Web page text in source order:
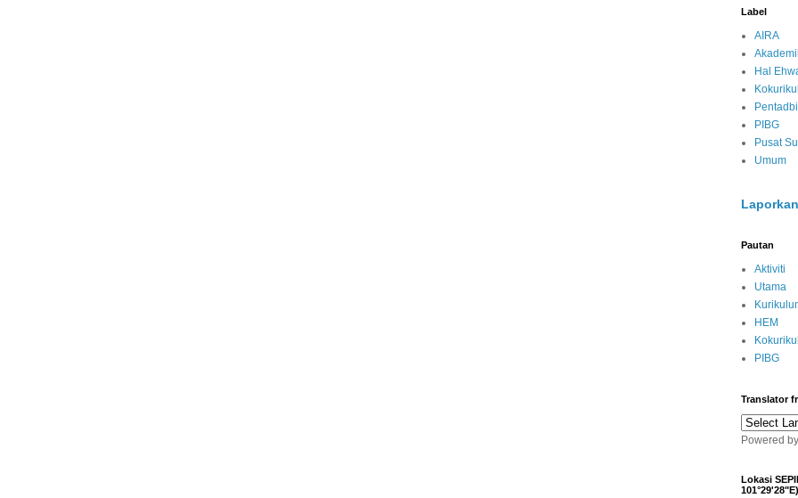
Label
AIRA
Hal
PIBG
Pusat
Umum
Pautan
Aktiviti
Utama
HEM
PIBG
Translator
Powered
Lokasi
101°29'28"E)